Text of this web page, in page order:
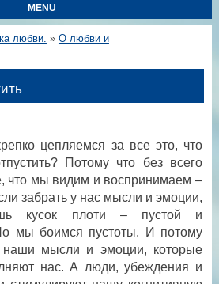
MENU
любви. » О любви и
цепляемся за все это, что
Потому что без всего
что мы видим и воспринимаем –
забрать у нас мысли и эмоции,
кусок плоти – пустой и
мы боимся пустоты. И потому
мысли и эмоции, которые
нас. А люди, убеждения и